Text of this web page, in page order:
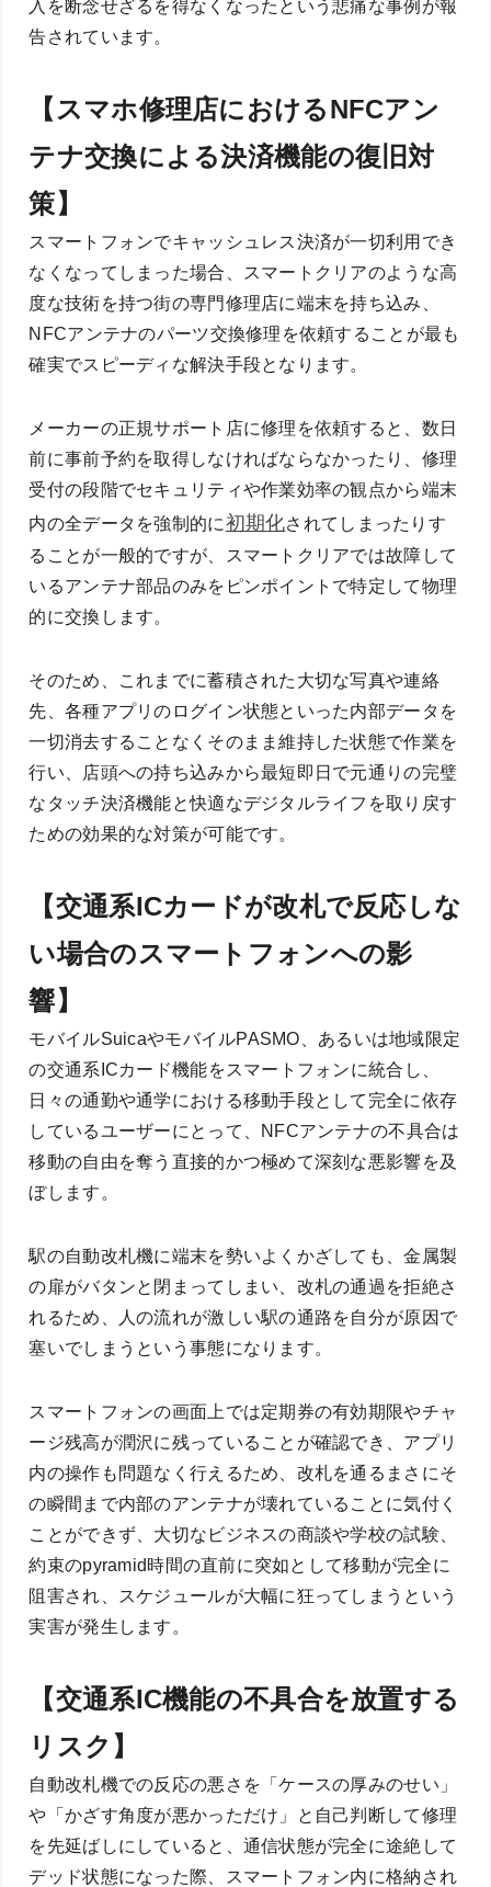
入を断念せざるを得なくなったという悲痛な事例が報
告されています。
【スマホ修理店におけるNFCアン
テナ交換による決済機能の復旧対
策】
スマートフォンでキャッシュレス決済が一切利用でき
なくなってしまった場合、スマートクリアのような高
度な技術を持つ街の専門修理店に端末を持ち込み、
NFCアンテナのパーツ交換修理を依頼することが最も
確実でスピーディな解決手段となります。
メーカーの正規サポート店に修理を依頼すると、数日
前に事前予約を取得しなければならなかったり、修理
受付の段階でセキュリティや作業効率の観点から端末
内の全データを強制的に初期化されてしまったりす
ることが一般的ですが、スマートクリアでは故障して
いるアンテナ部品のみをピンポイントで特定して物理
的に交換します。
そのため、これまでに蓄積された大切な写真や連絡
先、各種アプリのログイン状態といった内部データを
一切消去することなくそのまま維持した状態で作業を
行い、店頭への持ち込みから最短即日で元通りの完璧
なタッチ決済機能と快適なデジタルライフを取り戻す
ための効果的な対策が可能です。
【交通系ICカードが改札で反応しな
い場合のスマートフォンへの影
響】
モバイルSuicaやモバイルPASMO、あるいは地域限定
の交通系ICカード機能をスマートフォンに統合し、
日々の通勤や通学における移動手段として完全に依存
しているユーザーにとって、NFCアンテナの不具合は
移動の自由を奪う直接的かつ極めて深刻な悪影響を及
ぼします。
駅の自動改札機に端末を勢いよくかざしても、金属製
の扉がバタンと閉まってしまい、改札の通過を拒絶さ
れるため、人の流れが激しい駅の通路を自分が原因で
塞いでしまうという事態になります。
スマートフォンの画面上では定期券の有効期限やチャ
ージ残高が潤沢に残っていることが確認でき、アプリ
内の操作も問題なく行えるため、改札を通るまさにそ
の瞬間まで内部のアンテナが壊れていることに気付く
ことができず、大切なビジネスの商談や学校の試験、
約束のpyramid時間の直前に突如として移動が完全に
阻害され、スケジュールが大幅に狂ってしまうという
実害が発生します。
【交通系IC機能の不具合を放置する
リスク】
自動改札機での反応の悪さを「ケースの厚みのせい」
や「かざす角度が悪かっただけ」と自己判断して修理
を先延ばしにしていると、通信状態が完全に途絶して
デッド状態になった際、スマートフォン内に格納され